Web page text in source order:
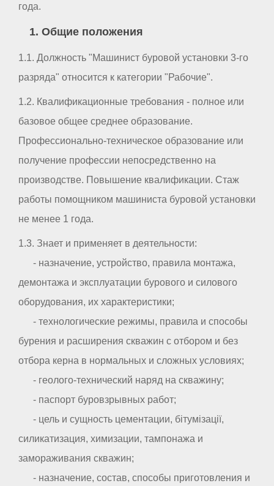
года.
1. Общие положения
1.1. Должность "Машинист буровой установки 3-го
разряда" относится к категории "Рабочие".
1.2. Квалификационные требования - полное или
базовое общее среднее образование.
Профессионально-техническое образование или
получение профессии непосредственно на
производстве. Повышение квалификации. Стаж
работы помощником машиниста буровой установки
не менее 1 года.
1.3. Знает и применяет в деятельности:
- назначение, устройство, правила монтажа,
демонтажа и эксплуатации бурового и силового
оборудования, их характеристики;
- технологические режимы, правила и способы
бурения и расширения скважин с отбором и без
отбора керна в нормальных и сложных условиях;
- геолого-технический наряд на скважину;
- паспорт буровзрывных работ;
- цель и сущность цементации, бітумізації,
силикатизация, химизации, тампонажа и
замораживания скважин;
- назначение, состав, способы приготовления и